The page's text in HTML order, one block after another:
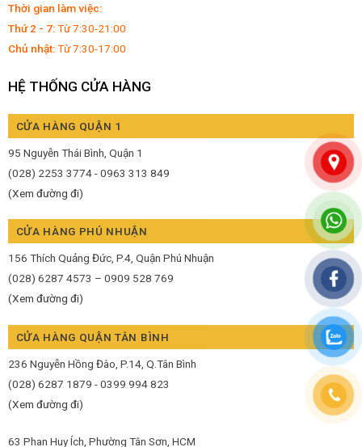
Thời gian làm việc:
Thứ 2 - 7:Từ 7:30-21:00
Chủ nhật:Từ 7:30-17:00
HỆ THỐNG CỬA HÀNG
CỬA HÀNG QUẬN 1
95 Nguyễn Thái Bình, Quận 1
(028) 2253 3774 - 0963 313 849
(Xem đường đi)
CỬA HÀNG PHÚ NHUẬN
156 Thích Quảng Đức, P.4, Quận Phú Nhuận
(028) 6287 4573 – 0909 528 769
(Xem đường đi)
CỬA HÀNG QUẬN TÂN BÌNH
236 Nguyễn Hồng Đào, P.14, Q.Tân Bình
(028) 6287 1879 - 0399 994 823
(Xem đường đi)
63 Phan Huy Ích, Phường Tân Sơn, HCM